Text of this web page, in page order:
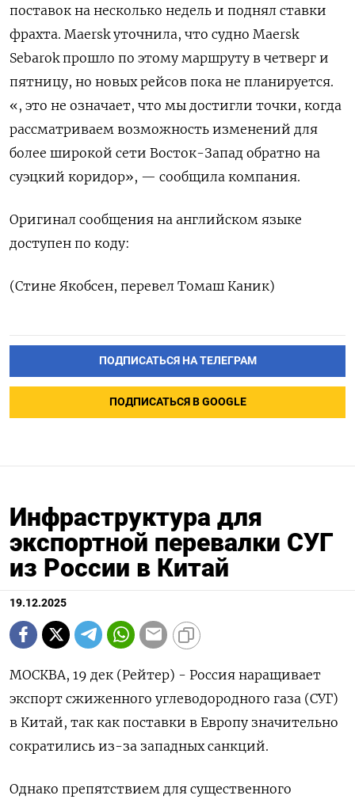
поставок на ‌несколько недель и поднял ставки
фрахта. Maersk уточнила, что судно Maersk
Sebarok прошло по этому маршруту в четверг и
пятницу, но новых рейсов пока не планируется.
«, это не ‍означает, что ‍мы достигли точки, когда
рассматриваем возможность изменений для
более широкой ‍сети Восток-Запад обратно на
суэцкий коридор», — сообщила компания.
Оригинал сообщения на английском ⁠языке
доступен по коду:
(Стине Якобсен, перевел Томаш Каник)
ПОДПИСАТЬСЯ НА ТЕЛЕГРАМ
ПОДПИСАТЬСЯ В GOOGLE
Инфраструктура для
экспортной перевалки СУГ
из России в Китай
19.12.2025
МОСКВА, 19 дек (Рейтер) - Россия наращивает
экспорт сжиженного углеводородного газа (СУГ)
в Китай, так как поставки в Европу значительно
сократились из-за западных санкций.
Однако препятствием для существенного